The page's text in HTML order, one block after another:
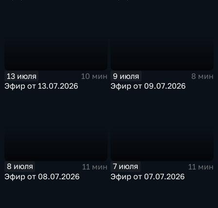
13 июля
10 мин
Эфир от 13.07.2026
9 июля
8 мин
Эфир от 09.07.2026
8 июля
11 мин
Эфир от 08.07.2026
7 июля
11 мин
Эфир от 07.07.2026